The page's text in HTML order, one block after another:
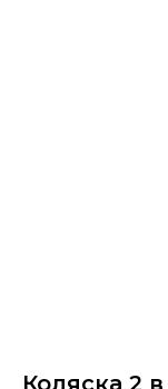
Коляска 2